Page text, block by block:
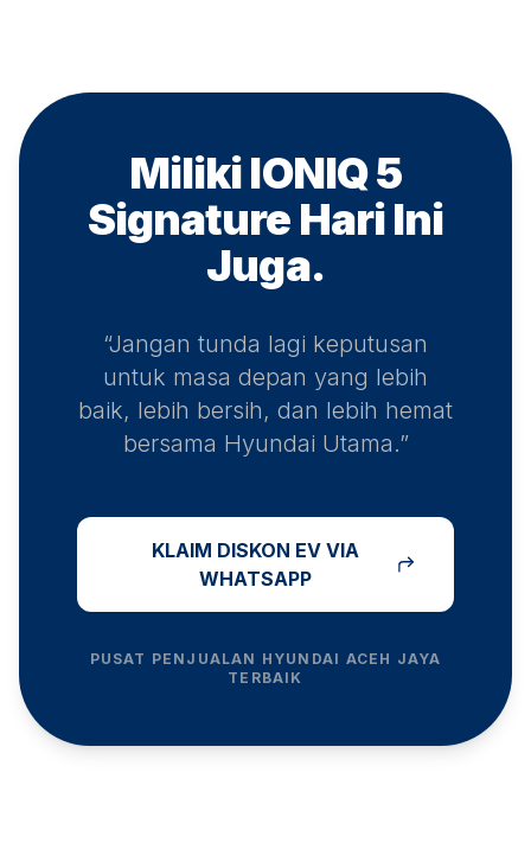
Miliki IONIQ 5
Signature Hari Ini
Juga.
“Jangan tunda lagi keputusan
untuk masa depan yang lebih
baik, lebih bersih, dan lebih hemat
bersama Hyundai Utama.”
KLAIM DISKON EV VIA
WHATSAPP
PUSAT PENJUALAN HYUNDAI ACEH JAYA
TERBAIK